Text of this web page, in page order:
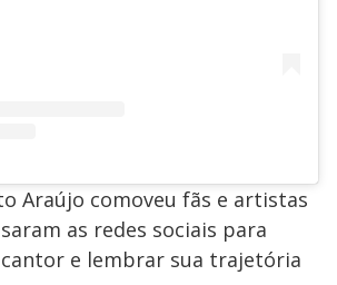
Araújo comoveu fãs e artistas
as redes sociais para
e lembrar sua trajetória